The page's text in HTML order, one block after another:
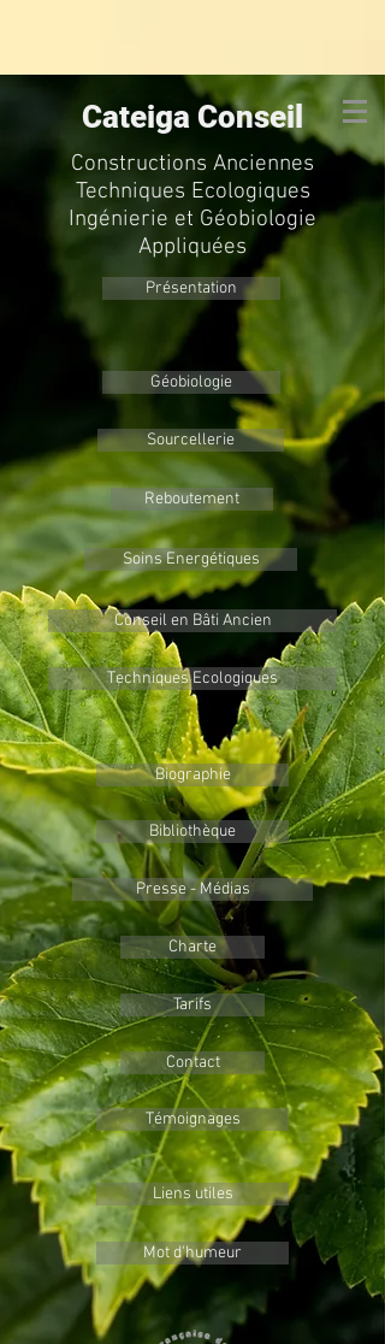
Cateiga Conseil
Constructions Anciennes
Techniques Ecologiques
Ingénierie et Géobiologie
Appliquées
Présentation
Géobiologie
Sourcellerie
Reboutement
Soins Energétiques
Conseil en Bâti Ancien
Techniques Ecologiques
Biographie
Bibliothèque
Presse - Médias
Charte
Tarifs
Contact
Témoignages
Liens utiles
Mot d'humeur